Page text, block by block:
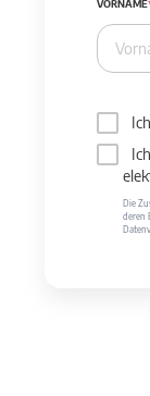
VORNAME
Die
deren